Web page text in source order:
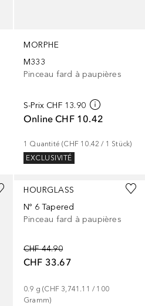
MORPHE
M333
Pinceau fard à paupières
S-Prix CHF 13.90
Online CHF 10.42
1 Quantité (CHF 10.42 / 1 Stück)
EXCLUSIVITÉ
HOURGLASS
Nº 6 Tapered
Pinceau fard à paupières
CHF 44.90
CHF 33.67
0.9 g (CHF 3,741.11 / 100
Gramm)